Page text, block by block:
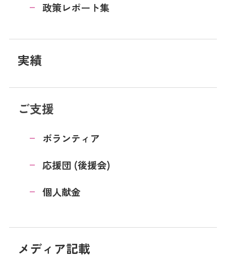
政策レポート集
実績
ご支援
ボランティア
応援団 (後援会)
個人献金
メディア記載